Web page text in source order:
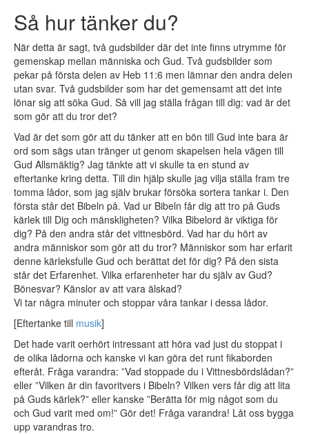
Så hur tänker du?
När detta är sagt, två gudsbilder där det inte finns utrymme för
gemenskap mellan människa och Gud. Två gudsbilder som
pekar på första delen av Heb 11:6 men lämnar den andra delen
utan svar. Två gudsbilder som har det gemensamt att det inte
lönar sig att söka Gud. Så vill jag ställa frågan till dig: vad är det
som gör att du tror det?
Vad är det som gör att du tänker att en bön till Gud inte bara är
ord som sägs utan tränger ut genom skapelsen hela vägen till
Gud Allsmäktig? Jag tänkte att vi skulle ta en stund av
eftertanke kring detta. Till din hjälp skulle jag vilja ställa fram tre
tomma lådor, som jag själv brukar försöka sortera tankar i. Den
första står det Bibeln på. Vad ur Bibeln får dig att tro på Guds
kärlek till Dig och mänskligheten? Vilka Bibelord är viktiga för
dig? På den andra står det vittnesbörd. Vad har du hört av
andra människor som gör att du tror? Människor som har erfarit
denne kärleksfulle Gud och berättat det för dig? På den sista
står det Erfarenhet. Vilka erfarenheter har du själv av Gud?
Bönesvar? Känslor av att vara älskad?
Vi tar några minuter och stoppar våra tankar i dessa lådor.
[Eftertanke till musik]
Det hade varit oerhört intressant att höra vad just du stoppat i
de olika lådorna och kanske vi kan göra det runt fikaborden
efteråt. Fråga varandra: ”Vad stoppade du i Vittnesbördslådan?”
eller ”Vilken är din favoritvers i Bibeln? Vilken vers får dig att lita
på Guds kärlek?” eller kanske ”Berätta för mig något som du
och Gud varit med om!” Gör det! Fråga varandra! Låt oss bygga
upp varandras tro.